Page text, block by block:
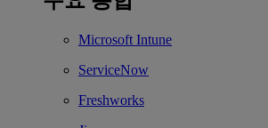
Microsoft Intune
ServiceNow
Freshworks